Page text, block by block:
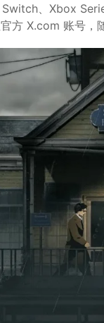
、Xbox
X.com 账号，